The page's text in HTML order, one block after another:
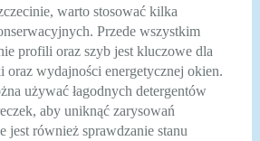
warto stosować kilka
Przede wszystkim
profili oraz szyb jest kluczowe dla
oraz wydajności energetycznej okien.
używać łagodnych detergentów
aby uniknąć zarysowań
jest również sprawdzanie stanu